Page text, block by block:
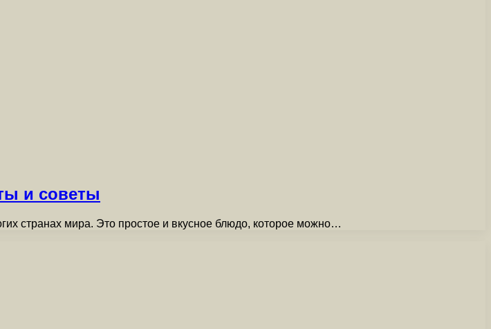
и советы
странах мира. Это простое и вкусное блюдо, которое можно…